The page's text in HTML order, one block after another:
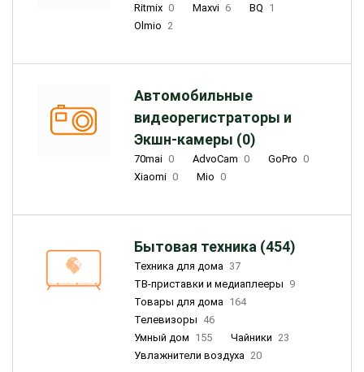
Ritmix 0 Maxvi 6 BQ 1
Olmio 2
Автомобильные
видеорегистраторы и
Экшн-камеры (0)
70mai 0 AdvoCam 0 GoPro 0
Xiaomi 0 Mio 0
Бытовая техника (454)
Техника для дома 37
ТВ-приставки и медиаплееры 9
Товары для дома 164
Телевизоры 46
Умный дом 155 Чайники 23
Увлажнители воздуха 20